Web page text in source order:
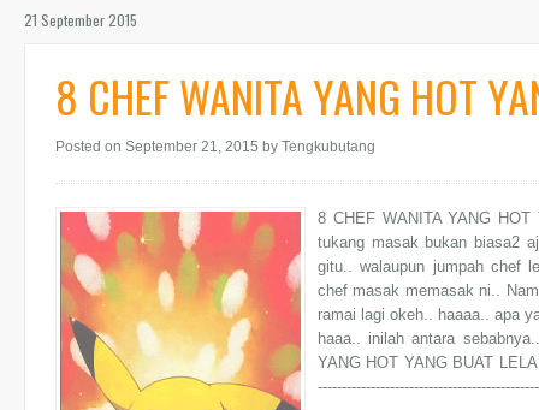
21 September 2015
8 CHEF WANITA YANG HOT
Posted on September 21, 2015 by Tengkubutang
8 CHEF WANITA YANG
tukang masak bukan biasa2
gitu.. walaupun jumpah chef
chef masak memasak ni..
ramai lagi okeh.. haaaa.. apa
haaa.. inilah antara
YANG HOT YANG BUAT